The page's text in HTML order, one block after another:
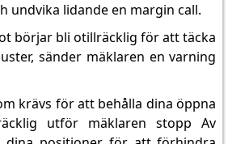
undvika lidande en margin call.
börjar bli otillräcklig för att täcka
sänder mäklaren en varning
krävs för att behålla dina öppna
utför mäklaren stopp Av